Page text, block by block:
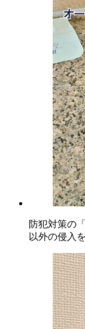
防犯対策の
以外の侵入